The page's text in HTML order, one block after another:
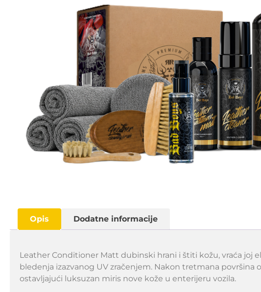
Opis Dodatne informacije
Leather Conditioner Matt dubinski hrani i štiti kožu, vraća joj
bledenja izazvanog UV zračenjem. Nakon tretmana
ostavljajući luksuzan miris nove kože u enterijeru vozila.